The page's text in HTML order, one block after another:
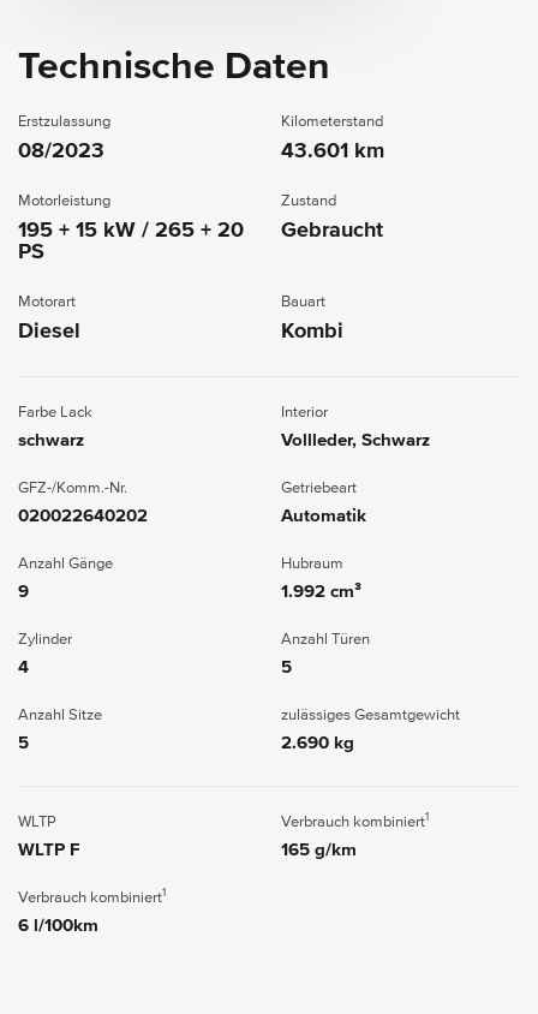
Technische Daten
Erstzulassung
08/2023
Kilometerstand
43.601 km
Motorleistung
195 + 15 kW / 265 + 20
PS
Zustand
Gebraucht
Motorart
Diesel
Bauart
Kombi
Farbe Lack
schwarz
Interior
Vollleder, Schwarz
GFZ-/Komm.-Nr.
020022640202
Getriebeart
Automatik
Anzahl Gänge
9
Hubraum
1.992 cm³
Zylinder
4
Anzahl Türen
5
Anzahl Sitze
5
zulässiges Gesamtgewicht
2.690 kg
WLTP
WLTP F
Verbrauch kombiniert1
165 g/km
Verbrauch kombiniert1
6 l/100km